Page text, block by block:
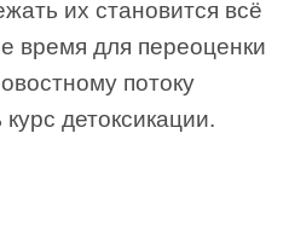
их становится всё
время для переоценки
потоку
детоксикации.